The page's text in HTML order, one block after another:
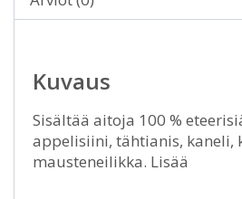
Kuvaus
Sisältää aitoja 100 %
appelisiini, tähtianis, kaneli,
mausteneilikka. Lisää